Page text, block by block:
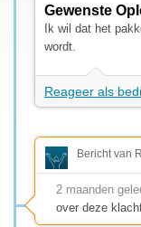
Gewenste
Ik wil dat het
wordt.
Reageer als
Bericht van
2 maanden
over deze